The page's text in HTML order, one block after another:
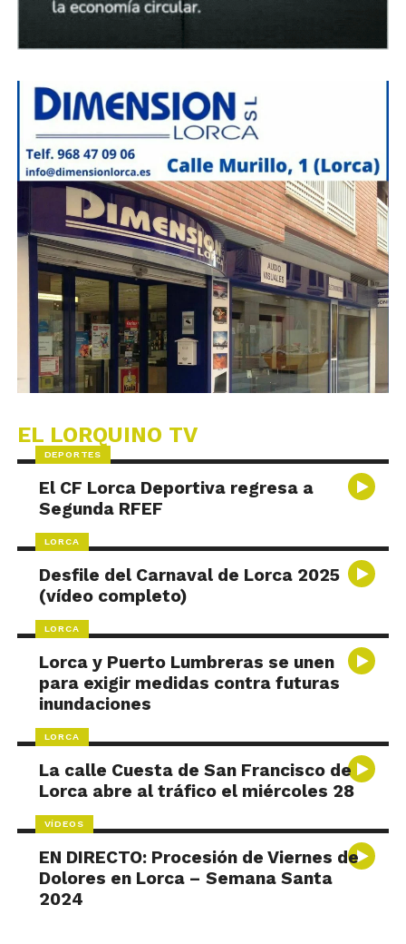
EL LORQUINO TV
DEPORTES
El CF Lorca Deportiva regresa a
Segunda RFEF
LORCA
Desfile del Carnaval de Lorca 2025
(vídeo completo)
LORCA
Lorca y Puerto Lumbreras se unen
para exigir medidas contra futuras
inundaciones
LORCA
La calle Cuesta de San Francisco de
Lorca abre al tráfico el miércoles 28
VÍDEOS
EN DIRECTO: Procesión de Viernes de
Dolores en Lorca – Semana Santa
2024